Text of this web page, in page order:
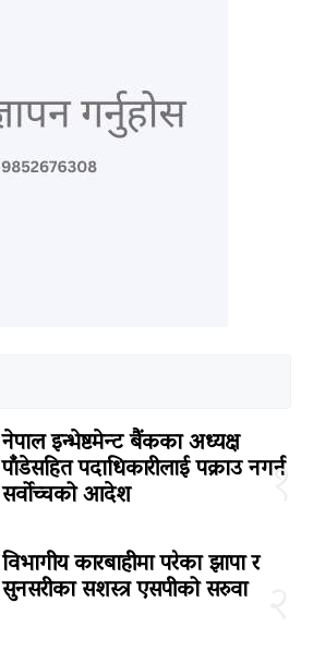
१
नेपाल इन्भेष्टमेन्ट बैंकका अध्यक्ष
पाँडेसहित पदाधिकारीलाई पक्राउ नगर्न
सर्वोच्चको आदेश
विभागीय कारबाहीमा परेका झापा र
सुनसरीका सशस्त्र एसपीको सरुवा